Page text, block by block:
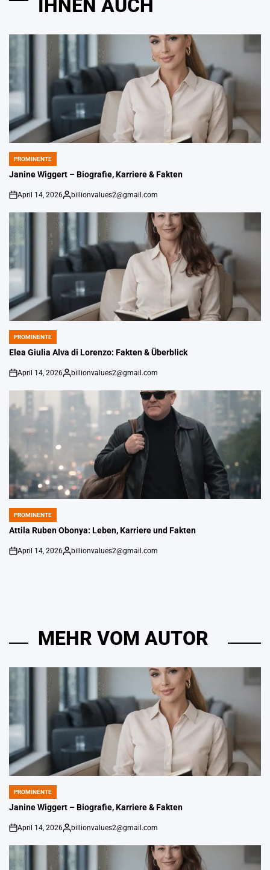
IHNEN AUCH
POSTED
IN
PROMINENTE
Janine Wiggert – Biografie, Karriere & Fakten
An
April 14, 2026
Gepostet
billionvalues2@gmail.com
POSTED
IN
PROMINENTE
Elea Giulia Alva di Lorenzo: Fakten & Überblick
An
April 14, 2026
Gepostet
billionvalues2@gmail.com
POSTED
IN
PROMINENTE
Attila Ruben Obonya: Leben, Karriere und Fakten
An
April 14, 2026
Gepostet
billionvalues2@gmail.com
MEHR VOM AUTOR
POSTED
IN
PROMINENTE
Janine Wiggert – Biografie, Karriere & Fakten
on
April 14, 2026
Gepostet
billionvalues2@gmail.com